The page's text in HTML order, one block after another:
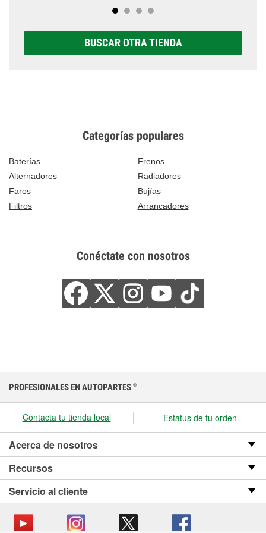
BUSCAR OTRA TIENDA
Categorías populares
Baterías
Frenos
Alternadores
Radiadores
Faros
Bujías
Filtros
Arrancadores
Conéctate con nosotros
PROFESIONALES EN AUTOPARTES ®
Contacta tu tienda local Estatus de tu orden
Acerca de nosotros
Recursos
Servicio al cliente